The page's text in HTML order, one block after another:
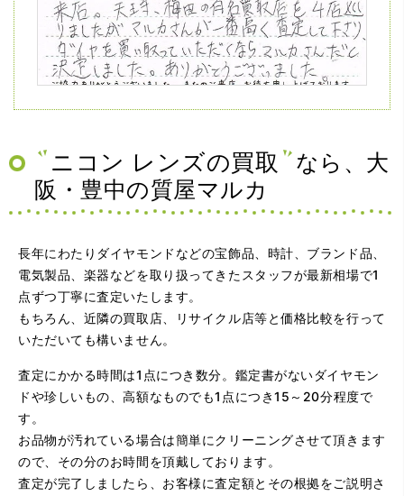
（大阪府大阪市）問い合わせから非常に分かり易く、安心
りました。
ニコン レンズの買取
なら、大
阪・豊中の質屋マルカ
長年にわたりダイヤモンドなどの宝飾品、時計、ブランド品、
電気製品、楽器などを取り扱ってきたスタッフが最新相場で1
点ずつ丁寧に査定いたします。
もちろん、近隣の買取店、リサイクル店等と価格比較を行って
いただいても構いません。
査定にかかる時間は1点につき数分。鑑定書がないダイヤモン
ドや珍しいもの、高額なものでも1点につき15～20分程度で
す。
お品物が汚れている場合は簡単にクリーニングさせて頂きます
ので、その分のお時間を頂戴しております。
査定が完了しましたら、お客様に査定額とその根拠をご説明さ